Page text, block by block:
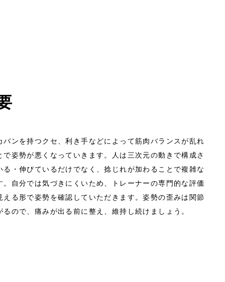
ンを持つクセ、利き手などによって筋肉バランスが乱れ
姿勢が悪くなっていきます。人は三次元の動きで構成さ
・伸びているだけでなく、捻じれが加わることで複雑な
自分では気づきにくいため、トレーナーの専門的な評価
る形で姿勢を確認していただきます。姿勢の歪みは関節
ので、痛みが出る前に整え、維持し続けましょう。